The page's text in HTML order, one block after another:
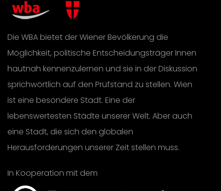
Die WBA bietet der Wiener Bevölkerung die
Möglichkeit, politische Entscheidungsträger Innen
hautnah kennenzulernen und sie in der Diskussion
sprichwörtlich auf den Prüfstand zu stellen. Wien
ist eine besondere Stadt. Eine der
lebenswertesten Städte unserer Welt. Aber auch
eine Stadt, die sich den globalen
Herausforderungen unserer Zeit stellen muss.
In Kooperation mit dem